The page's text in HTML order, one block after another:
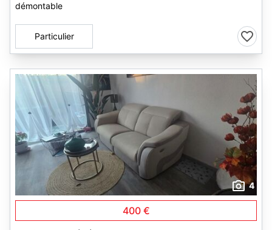
démontable
Particulier
4
400 €